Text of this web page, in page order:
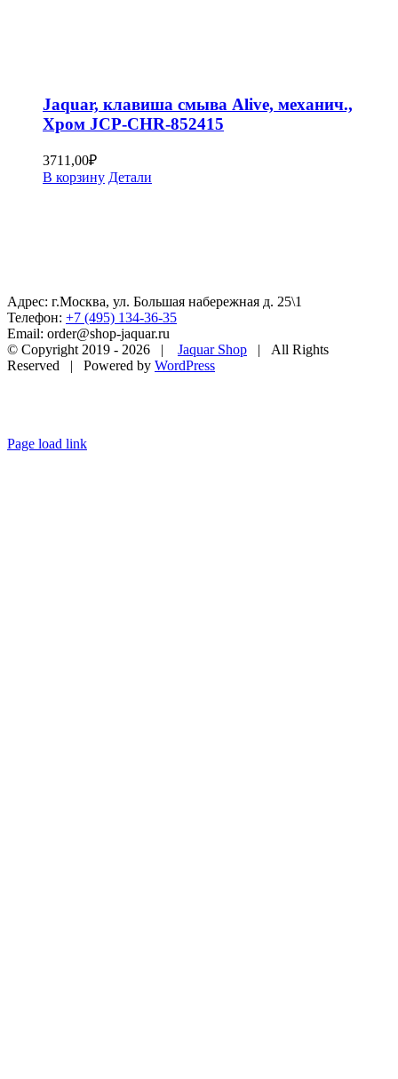
Jaquar, клавиша смыва Alive, механич.,
Хром JCP-CHR-852415
3711,00₽
В корзину Детали
Адрес: г.Москва, ул. Большая набережная д. 25\1
Телефон: +7 (495) 134-36-35
Email: order@shop-jaquar.ru
© Copyright 2019 - 2026 | Jaquar Shop | All Rights
Reserved | Powered by WordPress
Page load link